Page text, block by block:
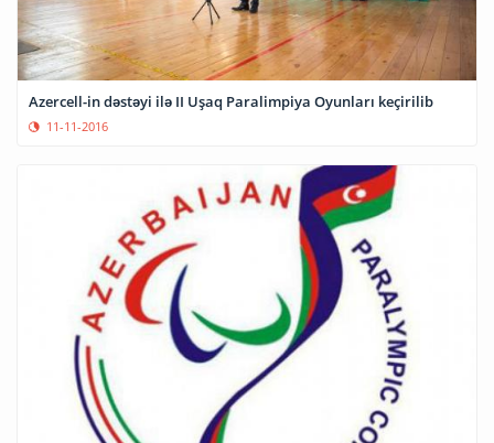
Azercell-in dəstəyi ilə II Uşaq Paralimpiya Oyunları keçirilib
11-11-2016